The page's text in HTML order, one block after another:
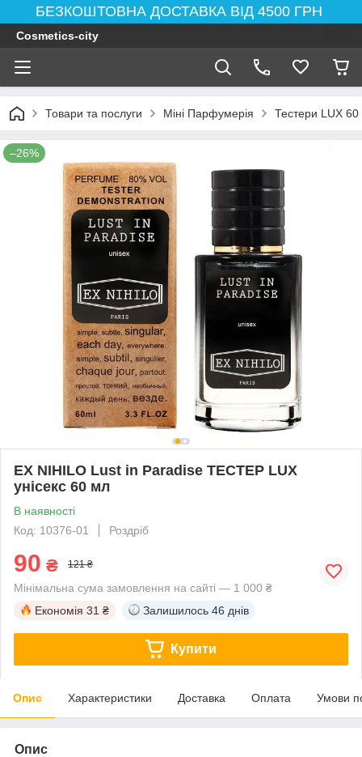
БЕЗКОШТОВНА ДОСТАВКА ВІД 4500 ГРН
Cosmetics-city
Товари та послуги Міні Парфумерія Тестери LUX
–26%
EX NIHILO Lust in Paradise ТЕСТЕР LUX
унісекс 60 мл
В наявності
Код: 10376-01
Роздріб
90 ₴ 121 ₴
Мінімальна сума замовлення на сайті — 1 000 ₴
Економія 31 ₴ Залишилось 46 днів
Купити
Опис Характеристики Доставка Оплата Умови
Опис